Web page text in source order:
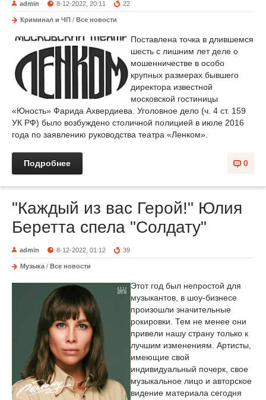
admin 8-12-2022, 20:11 22
Криминал и ЧП / Все новости
Поставлена точка в длившемся
шесть с лишним лет деле о
мошенничестве в особо
крупных размерах бывшего
директора известной
московской гостиницы
«Юность» Фарида Ахвердиева. Уголовное дело (ч. 4 ст. 159
УК РФ) было возбуждено столичной полицией в июле 2016
года по заявлению руководства театра «Ленком».
0
Подробнее
"Каждый из вас Герой!" Юлия
Беретта спела "Солдату"
admin 8-12-2022, 01:12 39
Музыка / Все новости
Этот год был непростой для
музыкантов, в шоу-бизнесе
произошли значительные
рокировки. Тем не менее они
привели нашу страну только к
лучшим изменениям. Артисты,
имеющие свой
индивидуальный почерк, свое
музыкальное лицо и авторское
видение материала сегодня